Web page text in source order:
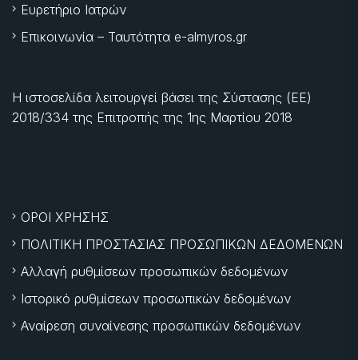
Ευρετήριο Ιατρών
Επικοινωνία – Ταυτότητα e-almyros.gr
Η ιστοσελίδα λειτουργεί βάσει της Σύστασης (ΕΕ)
2018/334 της Επιτροπής της 1ης Μαρτίου 2018
ΟΡΟΙ ΧΡΗΣΗΣ
ΠΟΛΙΤΙΚΗ ΠΡΟΣΤΑΣΙΑΣ ΠΡΟΣΩΠΙΚΩΝ ΔΕΔΟΜΕΝΩΝ
Αλλαγή ρυθμίσεων προσωπικών δεδομένων
Ιστορικό ρυθμίσεων προσωπικών δεδομένων
Αναίρεση συναίνεσης προσωπικών δεδομένων